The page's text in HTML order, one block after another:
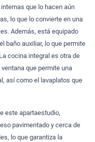
que lo hacen aún
lo que lo convierte en una
Además, está equipado
baño auxiliar, lo que permite
cocina integral es otra de
que permite una
así como el lavaplatos que
este apartaestudio,
pavimentado y cerca de
lo que garantiza la